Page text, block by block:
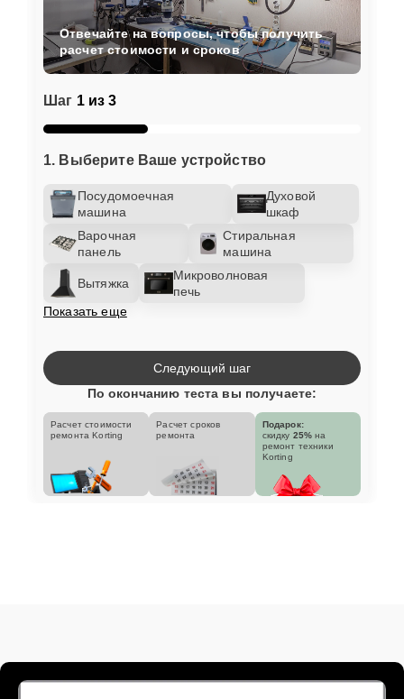
Шаг 1 из 3
1. Выберите Ваше устройство
Посудомоечная
машина
Духовой
шкаф
Варочная
панель
Стиральная
машина
Вытяжка
Микроволновая
печь
Показать еще
Отвечайте на вопросы, чтобы получить
расчет стоимости и сроков
Следующий шаг
По окончанию теста вы получаете:
Расчет стоимости
ремонта Korting
Расчет сроков
ремонта
Подарок:
скидку 25% на
ремонт техники
Korting